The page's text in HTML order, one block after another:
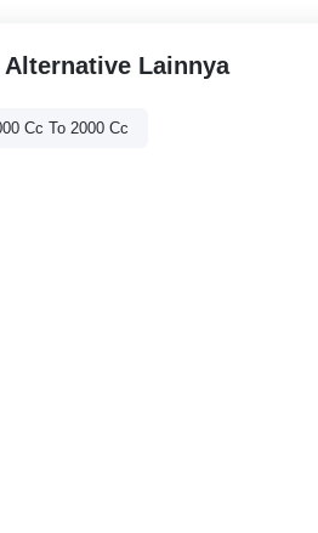
Lainnya
Cc To 2000 Cc